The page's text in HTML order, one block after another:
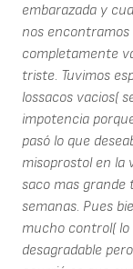
embarazada y
nos encontramos
completamente
triste. Tuvimos
lossacos vacios(
impotencia
pasó lo que
misoprostol en la
saco mas grande
semanas. Pues
mucho control( lo
desagradable